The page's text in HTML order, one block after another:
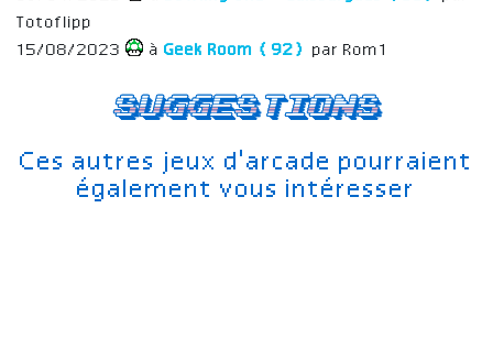
Suggestions
Ces autres jeux d'arcade pourraient
également vous intéresser
Totoflipp
15/08/2023
à Geek Room (92) par Rom1